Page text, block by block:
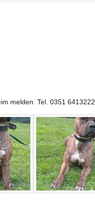
melden. Tel. 0351 6413222